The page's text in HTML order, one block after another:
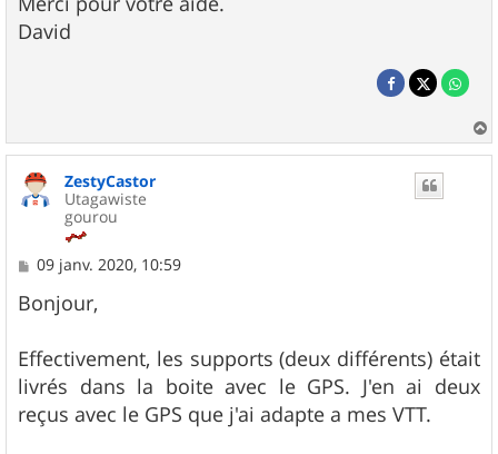
David
a
ZestyCastor
Utagawiste
gourou
M
s
s
g
e
09 janv. 2020, 10:59
Bonjour,
Effectivement, les supports (deux différents) était
livrés dans la boite avec le GPS. J'en ai deux
reçus avec le GPS que j'ai adapte a mes VTT.